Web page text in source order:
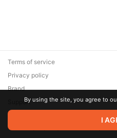
© 2026 Zaya Solutions Limited.
are the property of their
Terms of service
Privacy policy
Brand
SupportBy using the site, you agree to
I